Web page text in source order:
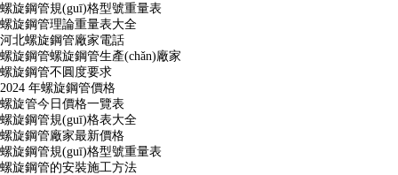
螺旋鋼管規(guī)格型號重量表
螺旋鋼管理論重量表大全
河北螺旋鋼管廠家電話
螺旋鋼管螺旋鋼管生產(chǎn)廠家
螺旋鋼管不圓度要求
2024 年螺旋鋼管價格
螺旋管今日價格一覽表
螺旋鋼管規(guī)格表大全
螺旋鋼管廠家最新價格
螺旋鋼管規(guī)格型號重量表
螺旋鋼管的安裝施工方法